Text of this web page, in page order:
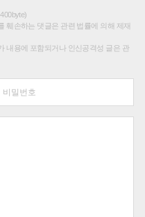
훼손하는 댓글은 관련 법률에 의해 제재
내용에 포함되거나 인신공격성 글은 관